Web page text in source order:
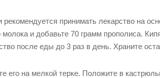
принимать лекарство на
и добавьте 70 грамм прополиса.
после еды до 3 раз в день. Храните
на мелкой терке. Положите в